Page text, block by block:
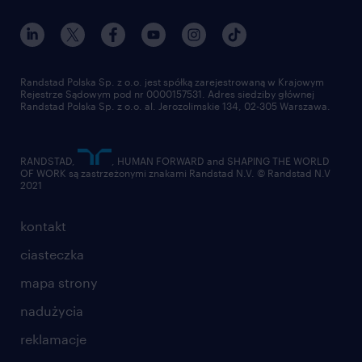
dla mediów
dla dostawców
nasz świat
pracuj w randstad
złóż CV
kontakt
ciasteczka
mapa strony
nadużycia
reklamacje
Randstad Polska Sp. z o.o. jest spółką zarejestrowaną w Krajowym
Rejestrze Sądowym pod nr 0000157531. Adres siedziby głównej
Randstad Polska Sp. z o.o. al. Jerozolimskie 134, 02-305 Warszawa.
RANDSTAD,
, HUMAN FORWARD and SHAPING THE WORLD
OF WORK są zastrzeżonymi znakami Randstad N.V. © Randstad N.V
2021